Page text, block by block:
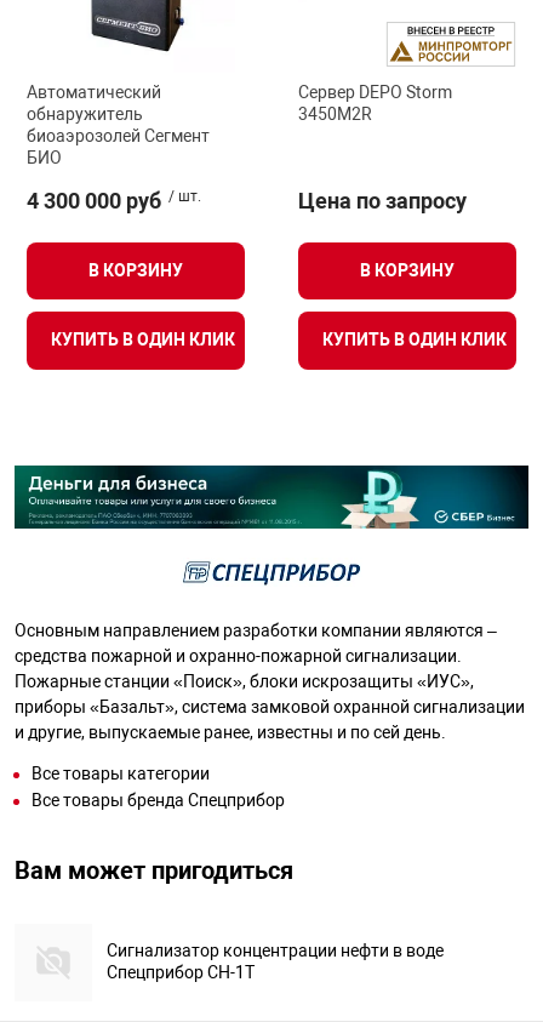
Автоматический
обнаружитель
биоаэрозолей Сегмент
БИО
4 300 000 руб / шт.
В КОРЗИНУ
КУПИТЬ В ОДИН КЛИК
Сервер DEPO Storm
3450M2R
Цена по запросу
В КОРЗИНУ
КУПИТЬ В ОДИН КЛИК
Основным направлением разработки компании являются –
средства пожарной и охранно-пожарной сигнализации.
Пожарные станции «Поиск», блоки искрозащиты «ИУС»,
приборы «Базальт», система замковой охранной сигнализации
и другие, выпускаемые ранее, известны и по сей день.
Все товары категории
Все товары бренда Спецприбор
Вам может пригодиться
Сигнализатор концентрации нефти в воде
Спецприбор СН-1Т